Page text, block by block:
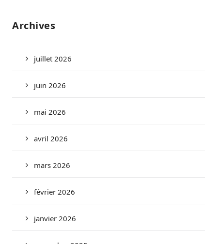
Archives
juillet 2026
juin 2026
mai 2026
avril 2026
mars 2026
février 2026
janvier 2026